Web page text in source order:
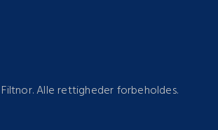
Alle rettigheder forbeholdes.